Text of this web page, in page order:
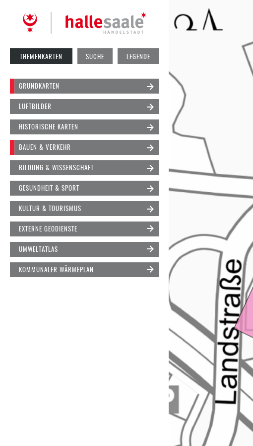
THEMENKARTEN SUCHE LEGENDE
GRUNDKARTEN
LUFTBILDER
HISTORISCHE KARTEN
BAUEN & VERKEHR
BILDUNG & WISSENSCHAFT
GESUNDHEIT & SPORT
KULTUR & TOURISMUS
EXTERNE GEODIENSTE
UMWELTATLAS
KOMMUNALER WÄRMEPLAN